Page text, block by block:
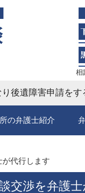
後遺障害申請をす
の弁護士紹介
代行します
交渉を弁護